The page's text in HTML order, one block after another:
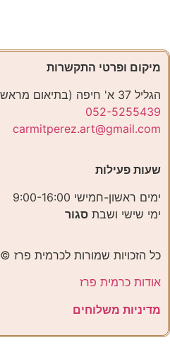
מיקום ופרטי התקשרות
הגליל 37 א' חיפה (בתיאום מראש)
052-5255439
carmitperez.art@gmail.com
שעות פעילות
ימים ראשון-חמישי 9:00-16:00
ימי שישי ושבת סגור
כל הזכויות שמורות לכרמית פרז ©️
אודות כרמית פרז
מדיניות משלוחים